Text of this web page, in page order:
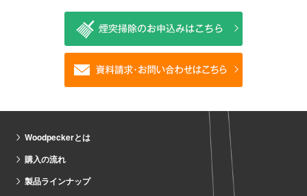
Woodpeckerとは
購入の流れ
製品ラインナップ